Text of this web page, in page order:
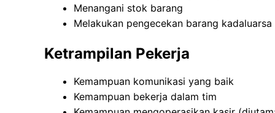
Menangani stok barang
Melakukan pengecekan barang kadaluarsa
Ketrampilan Pekerja
Kemampuan komunikasi yang baik
Kemampuan bekerja dalam tim